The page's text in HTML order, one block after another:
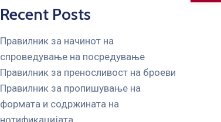
Recent Posts
Правилник за начинот на
спроведување на посредување
Правилник за преносливост на броеви
Правилник за пропишување на
формата и содржината на
нотификацијата